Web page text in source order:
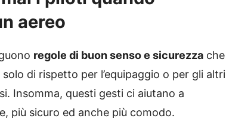
aereo
regole di buon senso e sicurezza che
di rispetto per l’equipaggio o per gli altri
Insomma, questi gesti ci aiutano a
più sicuro ed anche più comodo.